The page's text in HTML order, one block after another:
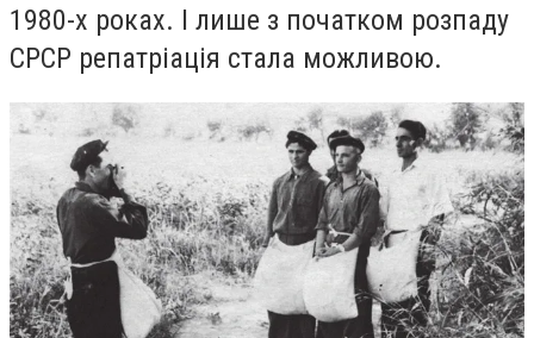
1980-х роках. І лише з початком розпаду
СРСР репатріація стала можливою.